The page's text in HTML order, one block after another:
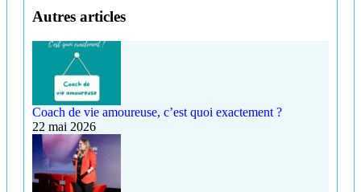
Autres articles
Coach de vie amoureuse, c’est quoi exactement ?
22 mai 2026